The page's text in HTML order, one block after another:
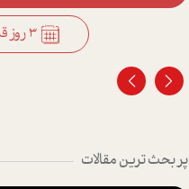
3 روز قبل
پر بحث ترین مقالات